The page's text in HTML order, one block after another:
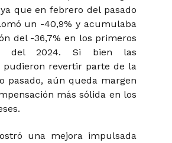
que en febrero del pasado
un -40,9% y acumulaba
del -36,7% en los primeros
del 2024. Si bien las
pudieron revertir parte de la
pasado, aún queda margen
más sólida en los
una mejora impulsada